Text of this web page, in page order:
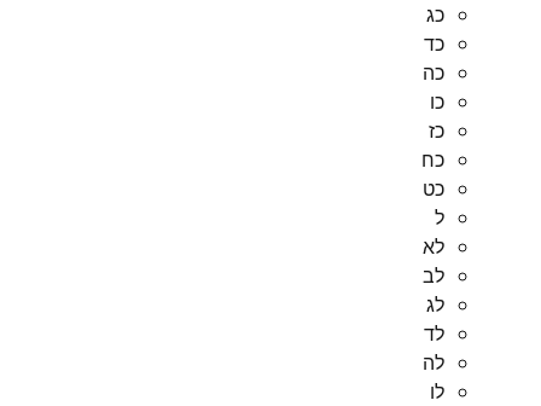
כג
כד
כה
כו
כז
כח
כט
ל
לא
לב
לג
לד
לה
לו